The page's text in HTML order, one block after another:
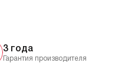
3 года
Гарантия производителя